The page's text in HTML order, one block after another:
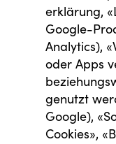
erklärung,
Google-
Analytics),
oder Apps
genutzt
Google),
Cookies»,